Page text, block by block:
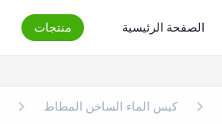
الصفحة الرئيسية منتجات
كيس الماء الساخن المطاط